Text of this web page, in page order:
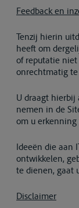
Feedback en
Tenzij hierin
heeft om
of reputatie niet
onrechtmatig
U draagt hierbij
nemen in de
om u erkenning
Ideeën die aan
ontwikkelen,
te dienen, gaat
Disclaimer